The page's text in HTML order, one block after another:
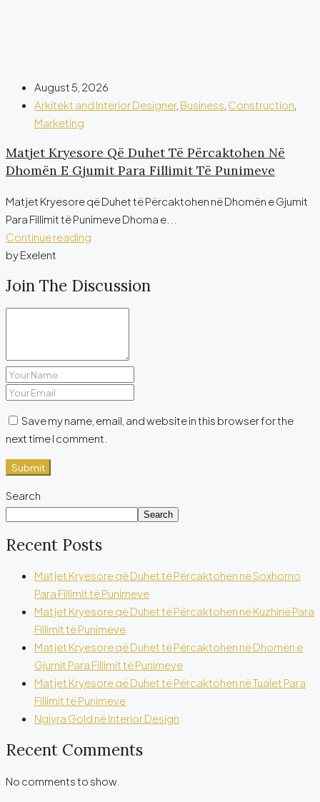
August 5, 2026
Arkitekt and Interior Designer, Business Construction
Marketing
Matjet Kryesore Që Duhet Të Përcaktohen Në
Dhomën E Gjumit Para Fillimit Të Punimeve
Matjet Kryesore që Duhet të Përcaktohen në Dhomën e Gjumit
Para Fillimit të Punimeve Dhoma e...
Continue reading
by Exelent
Join The Discussion
Save my name, email, and website in this browser for the
next time I comment.
Submit
Search
Search
Recent Posts
Matjet Kryesore që Duhet të Përcaktohen në Soxhorno
Para Fillimit të Punimeve
Matjet Kryesore që Duhet të Përcaktohen në Kuzhinë Para
Fillimit të Punimeve
Matjet Kryesore që Duhet të Përcaktohen në Dhomën e
Gjumit Para Fillimit të Punimeve
Matjet Kryesore që Duhet të Përcaktohen në Tualet Para
Fillimit të Punimeve
Ngjyra Gold në Interior Design
Recent Comments
No comments to show.